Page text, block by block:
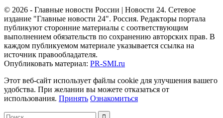
© 2026 - Главные новости России | Новости 24. Сетевое
издание "Главные новости 24". Россия. Редакторы портала
публикуют сторонние материалы с соответствующим
выполнением обязательств по сохранению авторских прав. В
каждом публикуемом материале указывается ссылка на
источник правообладателя.
Опубликовать материал: PR-SMI.ru
Этот веб-сайт использует файлы cookie для улучшения вашего
удобства. При желании вы можете отказаться от
использования. Принять Ознакомиться